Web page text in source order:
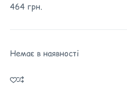
464 грн.
Немає в наявності